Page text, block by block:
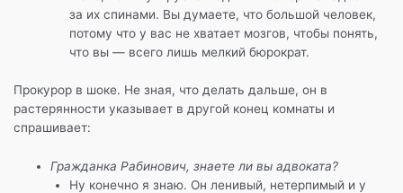
ь
за их спинами. Вы думаете, что большой человек,
потому что у вас не хватает мозгов, чтобы понять,
что вы — всего лишь мелкий бюрократ.
Прокурор в шоке. Не зная, что делать дальше, он в
растерянности указывает в другой конец комнаты и
спрашивает:
Гражданка Рабинович, знаете ли вы адвоката?
Ну конечно я знаю. Он ленивый, нетерпимый и у